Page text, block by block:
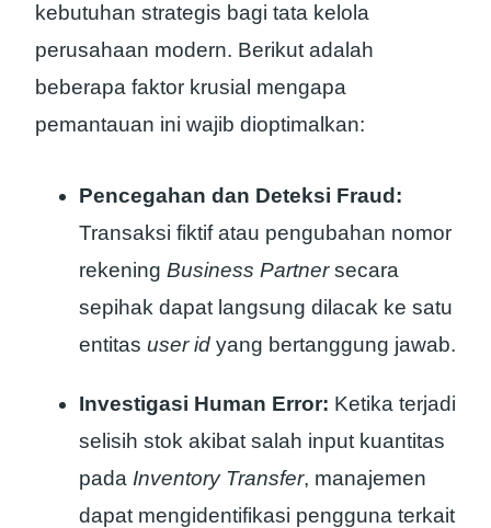
kebutuhan strategis bagi tata kelola
perusahaan modern. Berikut adalah
beberapa faktor krusial mengapa
pemantauan ini wajib dioptimalkan:
Pencegahan dan Deteksi Fraud:
Transaksi fiktif atau pengubahan nomor
rekening Business Partnersecara
sepihak dapat langsung dilacak ke satu
entitas user id yang bertanggung jawab.
Investigasi Human Error: Ketika terjadi
selisih stok akibat salah input kuantitas
pada Inventory Transfer, manajemen
dapat mengidentifikasi pengguna terkait